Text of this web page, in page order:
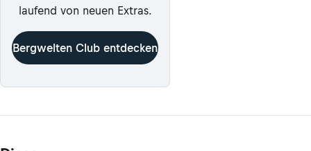
laufend von neuen Extras.
Bergwelten Club entdecken